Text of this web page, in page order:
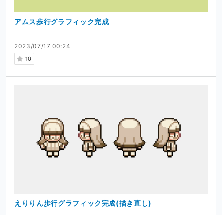
2023/07/17 00:24
10
アムス歩行グラフィック完成
えりりん歩行グラフィック完成(描き直し)